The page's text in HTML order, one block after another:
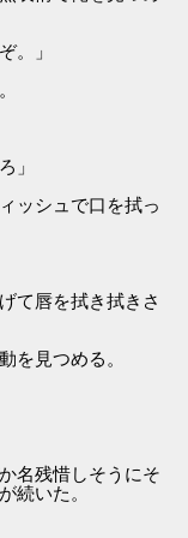
。」
」
ッシュで口を拭っ
て唇を拭き拭きさ
を見つめる。
名残惜しそうにそ
続いた。